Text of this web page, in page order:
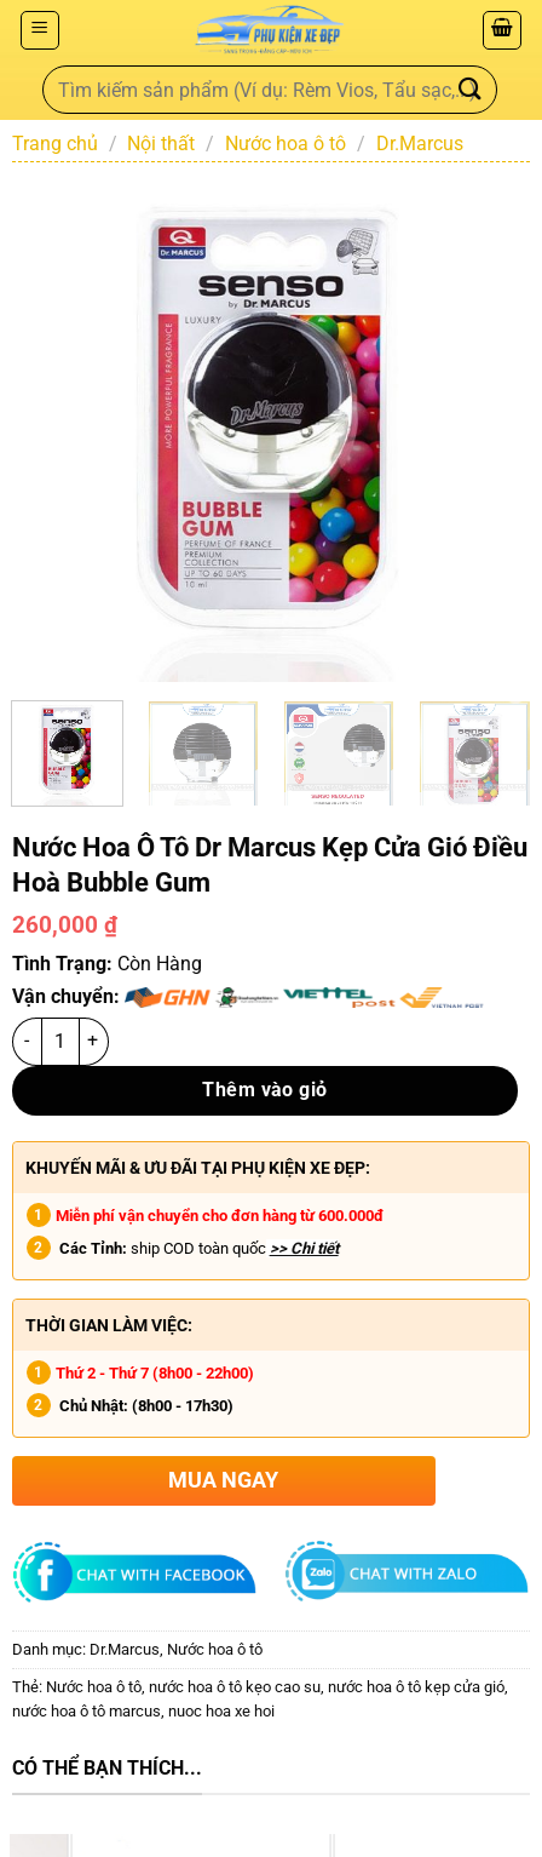
Trang chủ / Nội thất / Nước hoa ô tô / Dr.Marcus
Nước Hoa Ô Tô Dr Marcus Kẹp Cửa Gió Điều
Hoà Bubble Gum
260,000 ₫
Tình Trạng: Còn Hàng
Vận chuyển:
Thêm vào giỏ
KHUYẾN MÃI & ƯU ĐÃI TẠI PHỤ KIỆN XE ĐẸP:
Miễn phí vận chuyển cho đơn hàng từ 600.000đ
Các Tỉnh: ship COD toàn quốc >> Chi tiết
THỜI GIAN LÀM VIỆC:
Thứ 2 - Thứ 7 (8h00 - 22h00)
Chủ Nhật: (8h00 - 17h30)
MUA NGAY
Danh mục: Dr.Marcus Nước hoa ô tô
Thẻ: Nước hoa ô tô, nước hoa ô tô kẹo cao su, nước hoa ô tô kẹp cửa gió,
nước hoa ô tô marcus nuoc hoa xe hoi
CÓ THỂ BẠN THÍCH...